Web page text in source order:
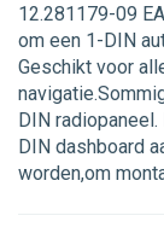
12.281179-09
om een 1-DIN
Geschikt voor
DIN
DIN dashboard
worden,om